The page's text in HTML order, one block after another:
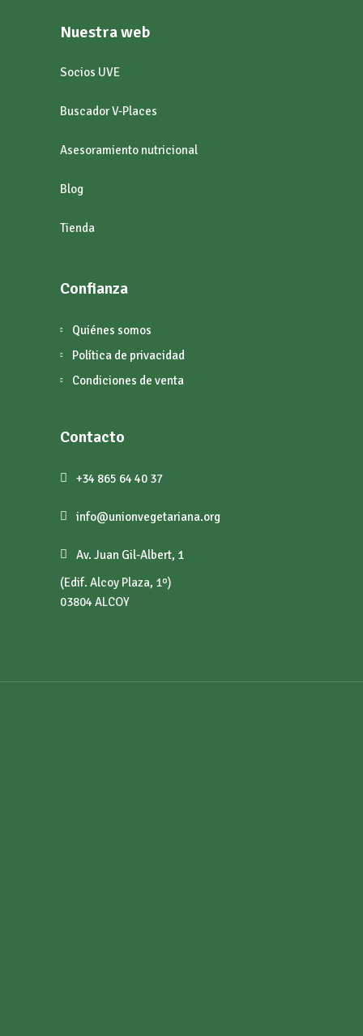
Nuestra web
Socios UVE
Buscador V-Places
Asesoramiento nutricional
Blog
Tienda
Confianza
Quiénes somos
Política de privacidad
Condiciones de venta
Contacto
+34 865 64 40 37
info@unionvegetariana.org
Av. Juan Gil-Albert, 1
(Edif. Alcoy Plaza, 1º)
03804 ALCOY